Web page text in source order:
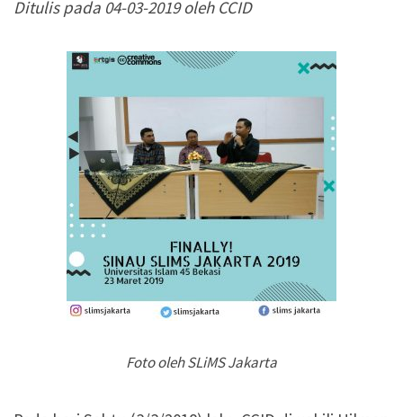
Jenis Lisensi CC
Panduan Penerapan
Konten Terbuka
Jenis Lisensi CC
Panduan Penerapan
Konten Terbuka
Ditulis pada 04-03-2019 oleh CCID
Foto oleh SLiMS Jakarta